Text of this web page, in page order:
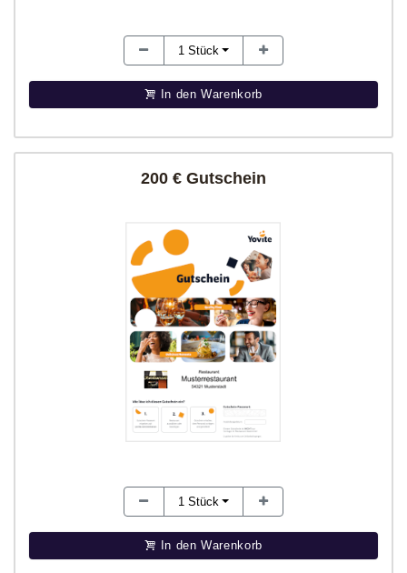
1 Stück
In den Warenkorb
200 € Gutschein
1 Stück
In den Warenkorb